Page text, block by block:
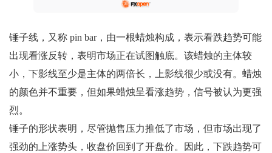
锤子线，又称 pin bar，由一根蜡烛构成，表示看跌趋势可能
出现看涨反转，表明市场正在试图触底。该蜡烛的主体较
小，下影线至少是主体的两倍长，上影线很少或没有。蜡烛
的颜色并不重要，但如果蜡烛呈看涨趋势，信号被认为更强
烈。
锤子的形状表明，尽管抛售压力推低了市场，但市场出现了
强劲的上涨势头，收盘价回到了开盘价。因此，下跌趋势可